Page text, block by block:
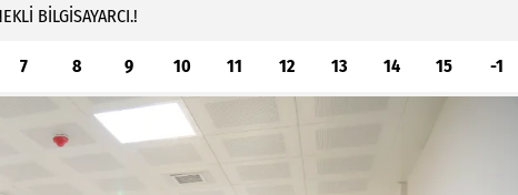
BİLGİSAYARCI.!
7 8 9 10 11 12 13 14 15 -1